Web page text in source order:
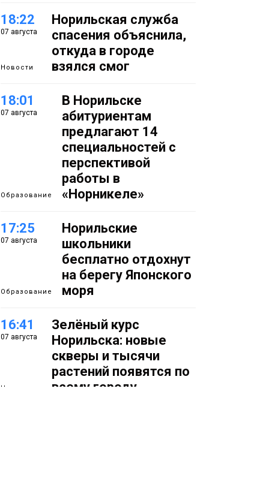
18:22
07 августа
Новости
Норильская служба
спасения объяснила,
откуда в городе
взялся смог
18:01
07 августа
Образование
В Норильске
абитуриентам
предлагают 14
специальностей с
перспективой
работы в
«Норникеле»
17:25
07 августа
Образование
Норильские
школьники
бесплатно отдохнут
на берегу Японского
моря
16:41
07 августа
Новости
Зелёный курс
Норильска: новые
скверы и тысячи
растений появятся по
всему городу